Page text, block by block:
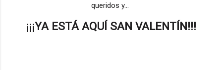
queridos y...
¡¡¡YA ESTÁ AQUÍ SAN VALENTÍN!!!